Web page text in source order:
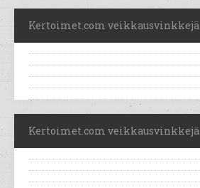
Kertoimet.com veikkausvinkkejä
Kertoimet.com veikkausvinkkejä